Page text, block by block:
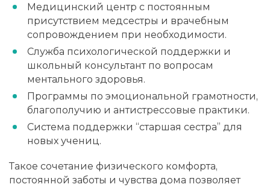
Медицинский центр с постоянным
присутствием медсестры и врачебным
сопровождением при необходимости.
Служба психологической поддержки и
школьный консультант по вопросам
ментального здоровья.
Программы по эмоциональной грамотности,
благополучию и антистрессовые практики.
Система поддержки “старшая сестра” для
новых учениц.
Такое сочетание физического комфорта,
постоянной заботы и чувства дома позволяет